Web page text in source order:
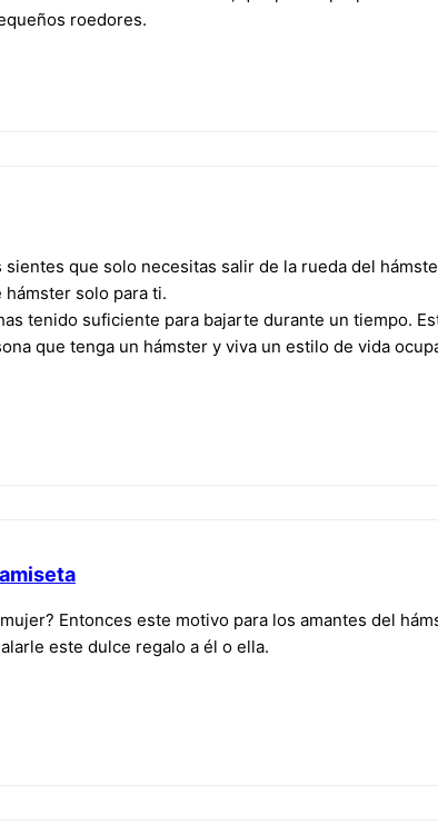
roedores.
que solo necesitas salir de la rueda del
hámster solo para ti.
tenido suficiente para bajarte durante un tiempo.
que tenga un hámster y viva un estilo de vida
Entonces este motivo para los amantes del
este dulce regalo a él o ella.